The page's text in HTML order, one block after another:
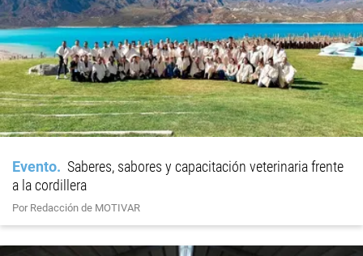
Evento
Saberes, sabores y capacitación veterinaria frente
a la cordillera
Por Redacción de MOTIVAR